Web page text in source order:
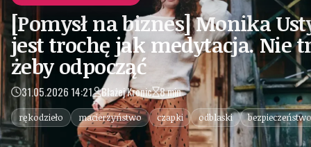
[Pomysł na biznes] Monika
jest trochę jak medytacja. Nie
żeby odpocząć
31.05.2026 14:21 Błażej Kronic 8 min
rękodzieło macierzyństwo czapki odblaski bezpieczeństwo